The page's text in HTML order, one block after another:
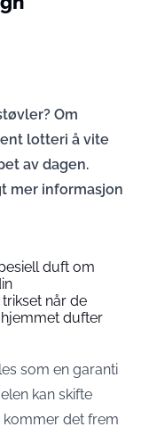
Om
lotteri å vite
av dagen.
mer informasjon
duft om
når de
hjemmet dufter
som en garanti
kan skifte
kommer det frem